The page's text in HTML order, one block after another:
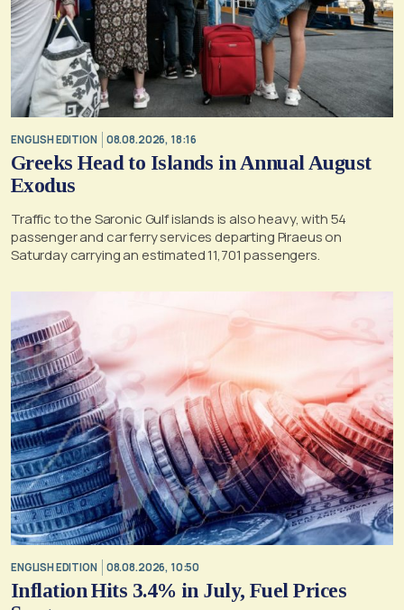
ENGLISH EDITION 08.08.2026, 18:16
Greeks Head to Islands in Annual August
Exodus
Traffic to the Saronic Gulf islands is also heavy, with 54
passenger and car ferry services departing Piraeus on
Saturday carrying an estimated 11,701 passengers.
ENGLISH EDITION 08.08.2026, 10:50
Inflation Hits 3.4% in July, Fuel Prices